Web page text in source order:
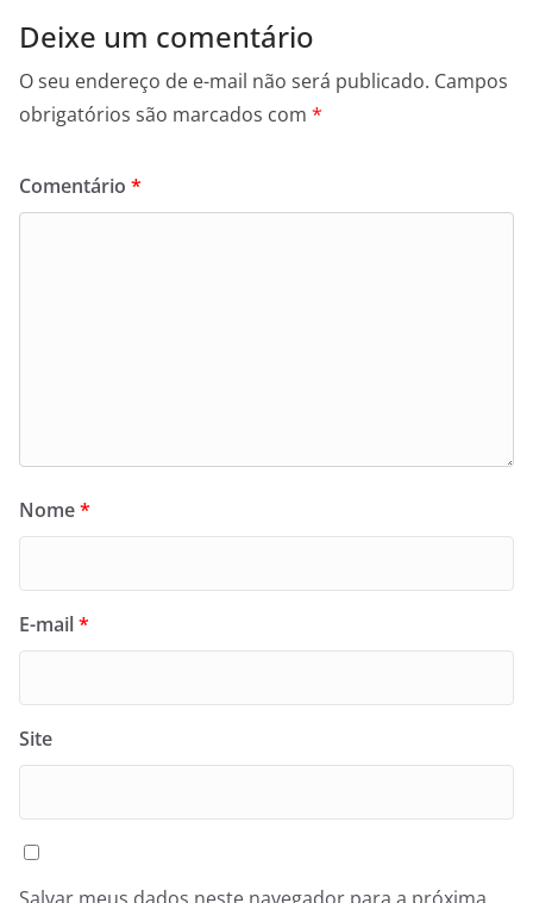
Deixe um comentário
O seu endereço de e-mail não será publicado. Campos
obrigatórios são marcados com *
Comentário *
Nome*
E-mail*
Site
Salvar meus dados neste navegador para a próxima